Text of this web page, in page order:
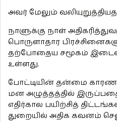
அவர் மேலும்
நாளுக்கு நாள்
பொருளாதார
தற்போதைய சமூகம்
உள்ளது.
போட்டியின் தன்மை
மன அழுத்தத்தில்
எதிர்கால பயிற்சித்
துறையில் அதிக கவனம்